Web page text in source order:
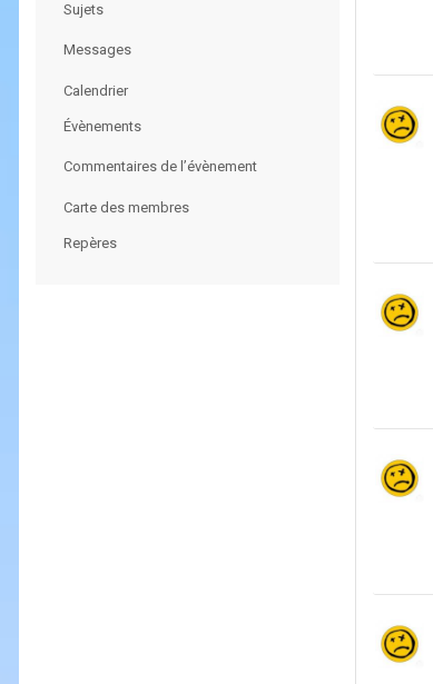
Sujets
Messages
Calendrier
Évènements
Commentaires de l’évènement
Carte des membres
Repères